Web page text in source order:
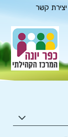
יצירת קשר